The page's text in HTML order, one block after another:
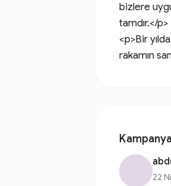
bizlere
tamdır.</p>
<p>Bir
rakamın
22